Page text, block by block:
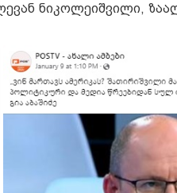
ნიკოლეიშვილი,